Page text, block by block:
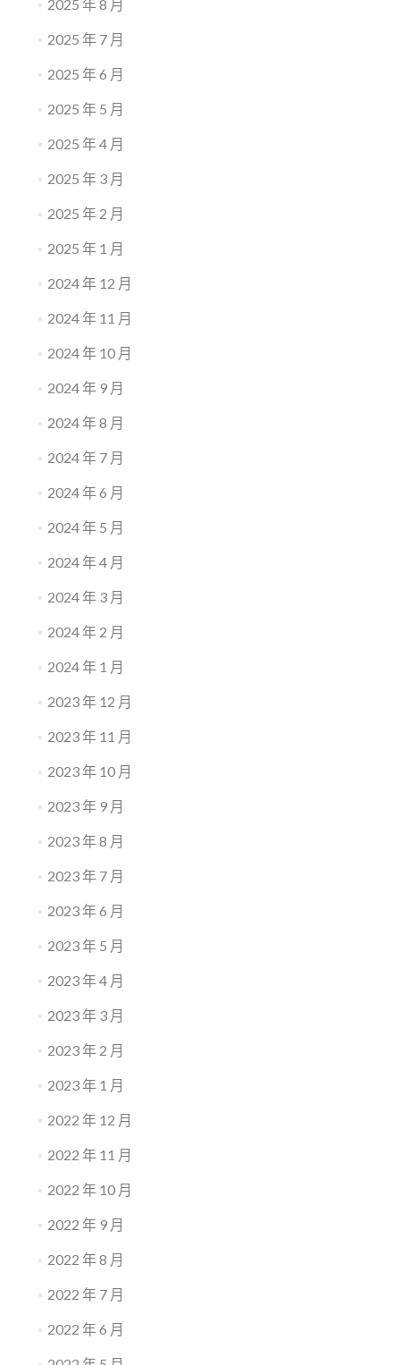
2025 年 8 月
2025 年 7 月
2025 年 6 月
2025 年 5 月
2025 年 4 月
2025 年 3 月
2025 年 2 月
2025 年 1 月
2024 年 12 月
2024 年 11 月
2024 年 10 月
2024 年 9 月
2024 年 8 月
2024 年 7 月
2024 年 6 月
2024 年 5 月
2024 年 4 月
2024 年 3 月
2024 年 2 月
2024 年 1 月
2023 年 12 月
2023 年 11 月
2023 年 10 月
2023 年 9 月
2023 年 8 月
2023 年 7 月
2023 年 6 月
2023 年 5 月
2023 年 4 月
2023 年 3 月
2023 年 2 月
2023 年 1 月
2022 年 12 月
2022 年 11 月
2022 年 10 月
2022 年 9 月
2022 年 8 月
2022 年 7 月
2022 年 6 月